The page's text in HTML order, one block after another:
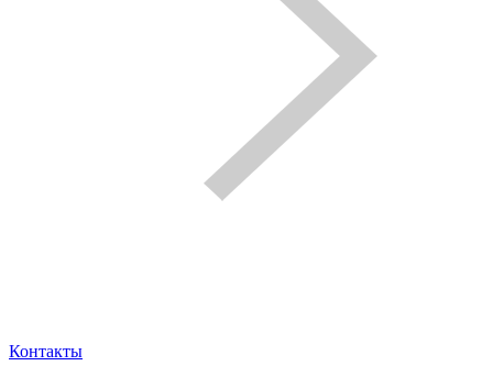
Контакты